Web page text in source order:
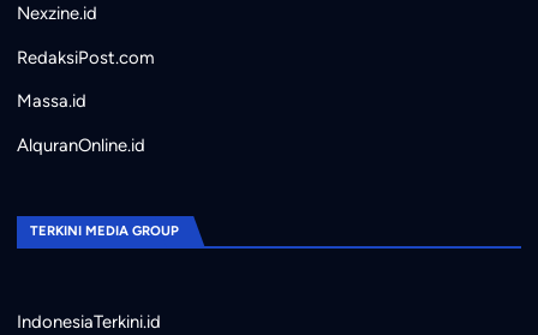
Nexzine.id
RedaksiPost.com
Massa.id
AlquranOnline.id
TERKINI MEDIA GROUP
IndonesiaTerkini.id